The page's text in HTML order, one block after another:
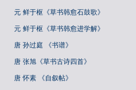
元 鲜于枢《草书韩愈石鼓歌》
元 鲜于枢《草书韩愈进学解》
唐 孙过庭 《书谱》
唐 张旭《草书古诗四首》
唐 怀素 《自叙帖》